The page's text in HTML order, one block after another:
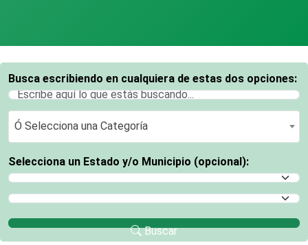
Busca escribiendo en cualquiera de estas dos opciones:
Ó Selecciona una Categoría
Ó Selecciona una Categoría
Selecciona un Estado y/o Municipio (opcional):
Selecciona un Estado
Selecciona un Municipio
Buscar